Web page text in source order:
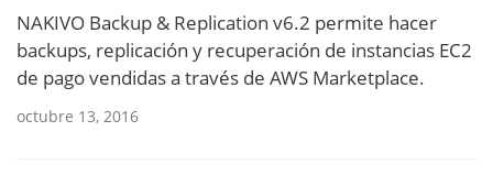
NAKIVO Backup & Replication v6.2 permite hacer
backups, replicación y recuperación de instancias EC2
de pago vendidas a través de AWS Marketplace.
octubre 13, 2016